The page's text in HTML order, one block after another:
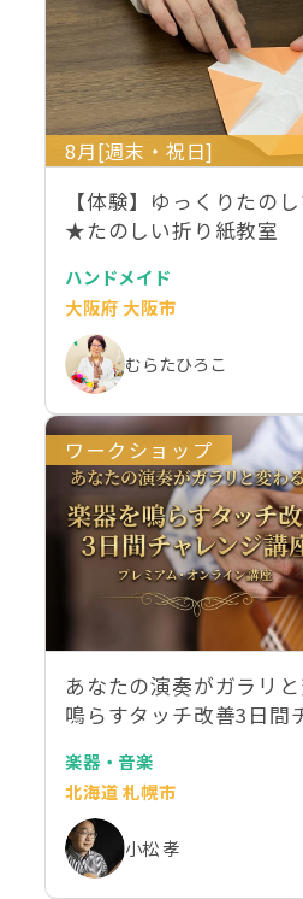
8月[週末・祝日]
【体験】ゆっくりたの
★たのしい折り紙教室
ハンドメイド
大阪府 大阪市
むらたひろこ
ワークショップ
あなたの演奏がガラリ
鳴らすタッチ改善3日
楽器・音楽
北海道 札幌市
小松 孝